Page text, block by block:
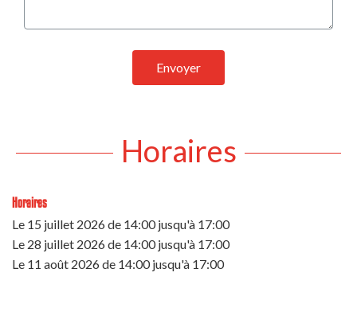
Envoyer
Horaires
Horaires
Le 15 juillet 2026de 14:00 jusqu'à 17:00
Le 28 juillet 2026de 14:00 jusqu'à 17:00
Le 11 août 2026de 14:00 jusqu'à 17:00